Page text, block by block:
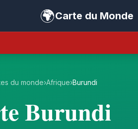
🌍Carte du Monde
du monde›Afrique›Burundi
Burundi